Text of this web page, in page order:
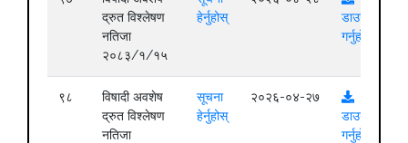
द्रुत विश्लेषण
नतिजा
२०८३/१/१५
हेर्नुहोस्
डाउनलोड
गर्नुहोस्
९८
विषादी अवशेष
द्रुत विश्लेषण
नतिजा
सूचना
हेर्नुहोस्
२०२६-०४-२७
डाउनलोड
गर्नुहोस्